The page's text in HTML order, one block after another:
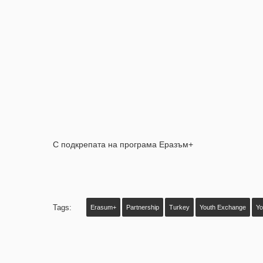
С подкрепата на програма Еразъм+
Tags: Erasum+ Partnership Turkey Youth Exchange